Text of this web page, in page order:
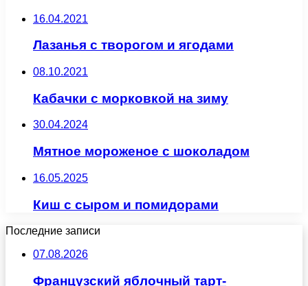
16.04.2021
Лазанья с творогом и ягодами
08.10.2021
Кабачки с морковкой на зиму
30.04.2024
Мятное мороженое с шоколадом
16.05.2025
Киш с сыром и помидорами
Последние записи
07.08.2026
Французский яблочный тарт-